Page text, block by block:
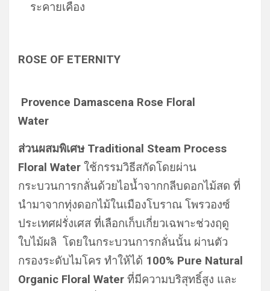
ระคายเคือง
ROSE OF ETERNITY
Provence Damascena Rose Floral
Water
ส่วนผสมพิเศษ Traditional Steam Process
Floral Water ใช้กรรมวิธีสกัดโดยผ่าน
กระบวนการกลั่นด้วยไอน้ำจากกลีบดอกไม้สด ที่
นำมาจากทุ่งดอกไม้ในเมืองโบราณ โพรวองซ์
ประเทศฝรั่งเศส ที่เลือกเก็บเกี่ยวเฉพาะช่วงฤดู
ใบไม้ผลิ โดยในกระบวนการกลั่นนั้น ผ่านตัว
กรองระดับไมโคร ทำให้ได้ 100% Pure Natural
Organic Floral Water ที่มีความบริสุทธิ์สูง และ